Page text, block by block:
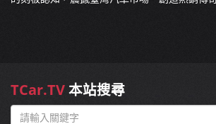
TCar.TV本站搜尋